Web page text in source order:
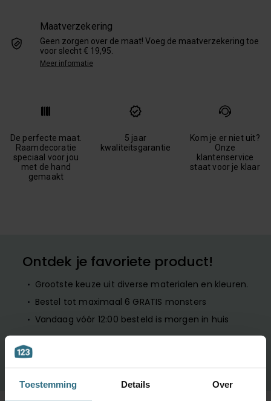
Toestemming Details Over
Maatverzekering
Geen zorgen over de maat! Voeg de maatverzekering toe
voor slecht € 19,95.
Meer informatie
De perfecte maat.
Raamdecoratie
speciaal voor jou
met de hand
gemaakt
5 jaar
kwaliteitsgarantie
Kom je er niet uit?
Onze
klantenservice
staat voor je klaar
Ontdek je favoriete product!
Grootste keuze uit diverse materialen en kleuren.
Bestel tot maximaal 6 GRATIS monsters
Vandaag vóór 12:00 besteld is morgen in huis